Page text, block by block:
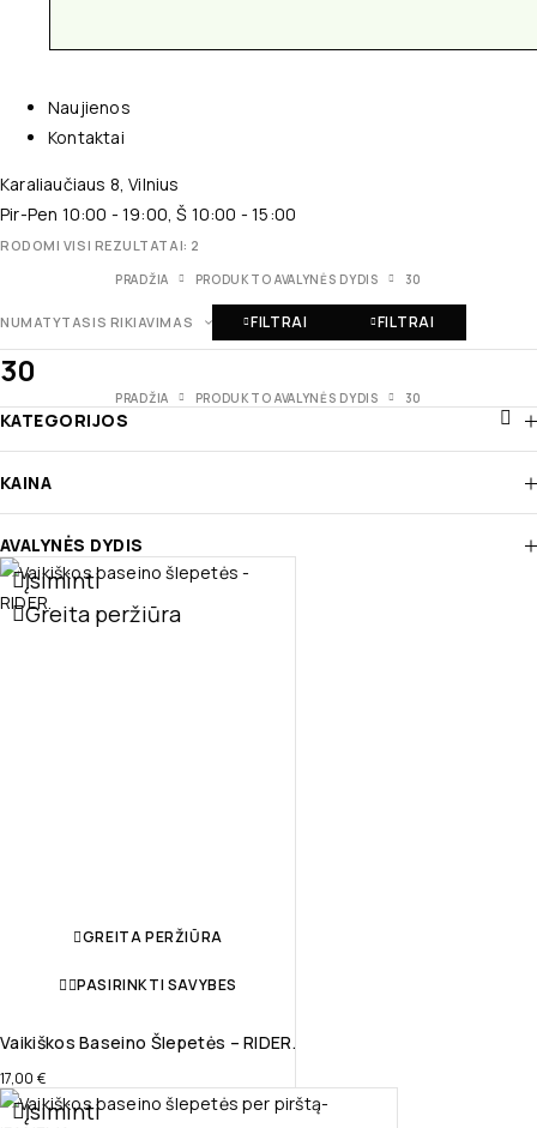
Naujienos
Kontaktai
Karaliaučiaus 8, Vilnius
Pir-Pen 10:00 - 19:00, Š 10:00 - 15:00
RODOMI VISI REZULTATAI: 2
PRADŽIA PRODUKTO AVALYNĖS DYDIS 30
NUMATYTASIS RIKIAVIMAS FILTRAI FILTRAI
30
PRADŽIA PRODUKTO AVALYNĖS DYDIS 30
KATEGORIJOS
KAINA
AVALYNĖS DYDIS
Įsiminti
Greita peržiūra
GREITA PERŽIŪRA
PASIRINKTI SAVYBES
Vaikiškos Baseino Šlepetės – RIDER.
17,00 €
Įsiminti